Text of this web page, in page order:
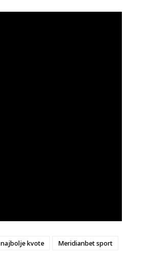
najbolje kvote
Meridianbet sport